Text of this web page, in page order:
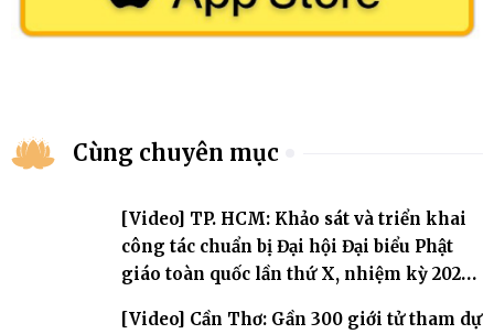
Cùng chuyên mục
[Video] TP. HCM: Khảo sát và triển khai
công tác chuẩn bị Đại hội Đại biểu Phật
giáo toàn quốc lần thứ X, nhiệm kỳ 2026-
[Video] Cần Thơ: Gần 300 giới tử tham dự